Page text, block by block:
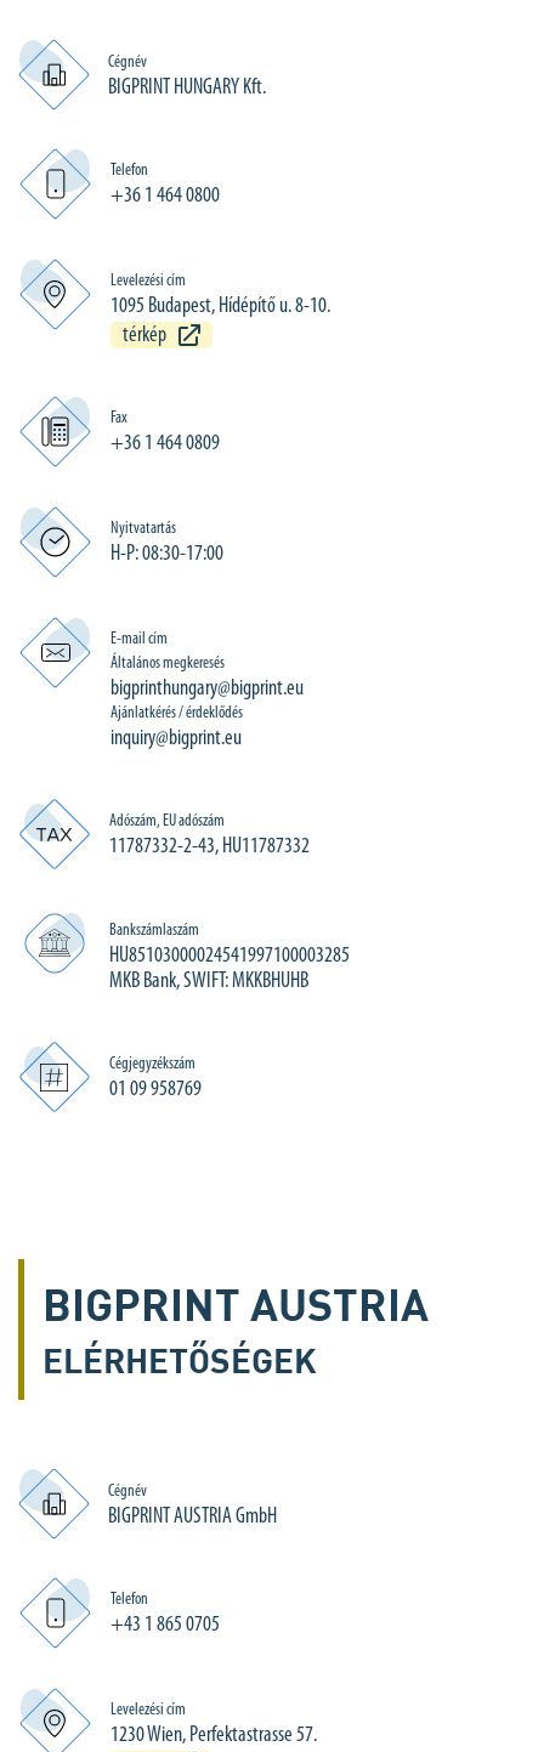
Cégnév
BIGPRINT HUNGARY Kft.
Telefon
+36 1 464 0800
Levelezési cím
1095 Budapest, Hídépítő u. 8-10.
térkép
Fax
+36 1 464 0809
Nyitvatartás
H-P: 08:30-17:00
E-mail cím
Általános megkeresés
bigprinthungary@bigprint.eu
Ajánlatkérés / érdeklődés
inquiry@bigprint.eu
Adószám, EU adószám
11787332-2-43, HU11787332
Bankszámlaszám
HU85103000024541997100003285
MKB Bank, SWIFT: MKKBHUHB
Cégjegyzékszám
01 09 958769
BIGPRINT AUSTRIA
ELÉRHETŐSÉGEK
Cégnév
BIGPRINT AUSTRIA GmbH
Telefon
+43 1 865 0705
Levelezési cím
1230 Wien, Perfektastrasse 57.